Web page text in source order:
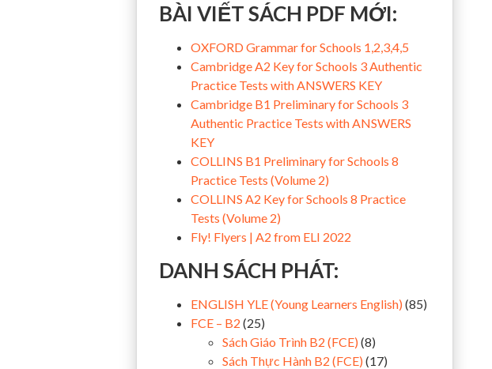
BÀI VIẾT SÁCH PDF MỚI:
OXFORD Grammar for Schools 1,2,3,4,5
Cambridge A2 Key for Schools 3 Authentic
Practice Tests with ANSWERS KEY
Cambridge B1 Preliminary for Schools 3
Authentic Practice Tests with ANSWERS
KEY
COLLINS B1 Preliminary for Schools 8
Practice Tests (Volume 2)
COLLINS A2 Key for Schools 8 Practice
Tests (Volume 2)
Fly! Flyers | A2 from ELI 2022
DANH SÁCH PHÁT:
ENGLISH YLE (Young Learners English) (85)
FCE – B2 (25)
Sách Giáo Trình B2 (FCE) (8)
Sách Thực Hành B2 (FCE) (17)